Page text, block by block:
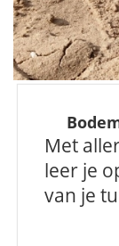
Met
leer je
van je